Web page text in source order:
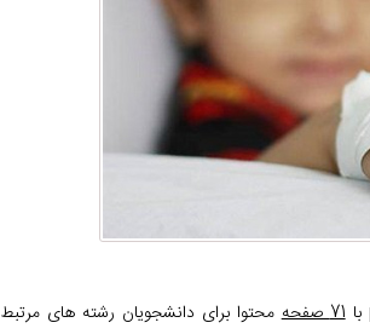
71 صفحه
محتوا برای دانشجویان رشته های مرتبط